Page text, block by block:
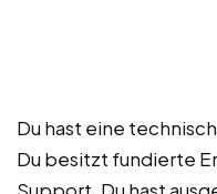
Du hast eine
Du besitzt fundierte